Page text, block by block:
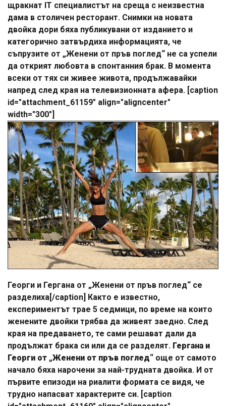
щракнат IT специалистът на среща с неизвестна
дама в столичен ресторант. Снимки на новата
двойка дори бяха публикувани от изданието и
категорично затвърдиха информацията, че
съпрузите от „Женени от пръв поглед“ не са успели
да открият любовта в спонтанния брак. В момента
всеки от тях си живее живота, продължавайки
напред след края на телевизионната афера. [caption
id="attachment_61159" align="aligncenter"
width="300"]
Георги и Гергана от „Женени от пръв поглед“ се
разделиха[/caption] Както е известно,
експериментът трае 5 седмици, по време на които
женените двойки трябва да живеят заедно. След
края на предаването, те сами решават дали да
продължат брака си или да се разделят. Гергана и
Георги от „Женени от пръв поглед“ още от самото
начало бяха нарочени за най-трудната двойка. И от
първите епизоди на риалити формата се видя, че
трудно напасват характерите си. [caption